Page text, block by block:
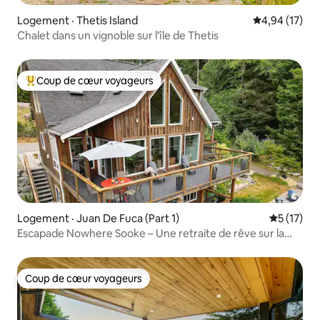
Logement · Thetis Island Note
4,94 (17)
Chalet dans un vignoble sur l'île de Thetis
Coup de cœur voyageurs parmi les plus aimés
Coup de cœur voyageurs
Logement · Juan De Fuca (Part 1) Note
5 (17)
Escapade Nowhere Sooke – Une retraite de rêve sur la
Coup de cœur voyageurs
Coup de cœur voyageurs